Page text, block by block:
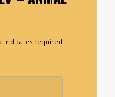
indicates required